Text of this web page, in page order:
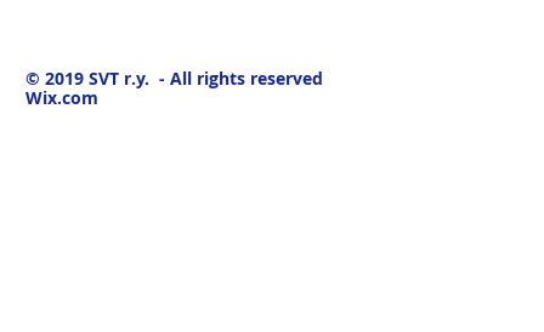
© 2019 SVT r.y. - All rights reserved
Wix.com